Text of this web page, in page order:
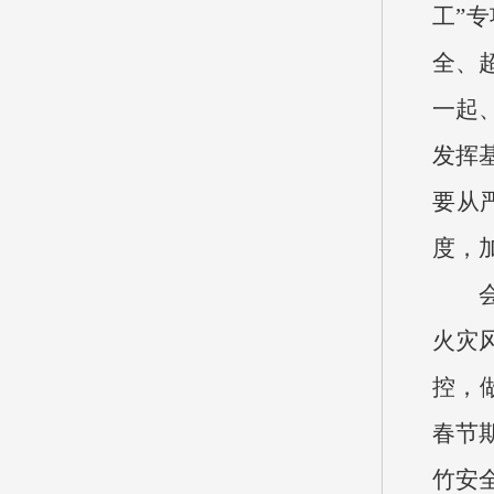
工”
全、
一起
发挥
要从
度，
火灾
控，
春节
竹安